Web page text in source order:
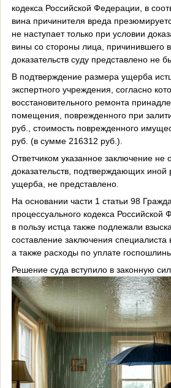
кодекса Российской Федерации, в
вина причинителя вреда
не наступает только при условии
вины со стороны лица, причинившего
доказательств суду представлено не
В подтверждение размера ущерба
экспертного учреждения, согласно
восстановительного ремонта
помещения, поврежденного при
руб., стоимость поврежденного
руб. (в сумме 216312 руб.).
Ответчиком указанное заключение не
доказательств, подтверждающих иной
ущерба, не представлено.
На основании части 1 статьи 98
процессуального кодекса Российской
в пользу истца также подлежали
составление заключения специалиста
а также расходы по уплате
Решение суда вступило в законную